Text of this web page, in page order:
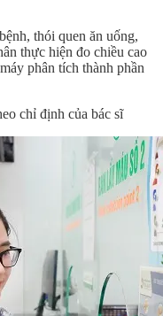
thói quen ăn uống,
thực hiện đo chiều cao
phân tích thành phần
chỉ định của bác sĩ